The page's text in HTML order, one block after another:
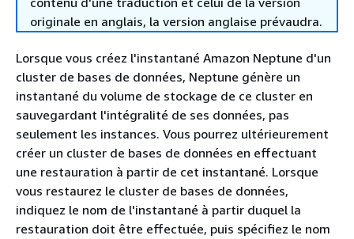
originale en anglais, la version anglaise prévaudra.
Lorsque vous créez l'instantané Amazon Neptune d'un
cluster de bases de données, Neptune génère un
instantané du volume de stockage de ce cluster en
sauvegardant l'intégralité de ses données, pas
seulement les instances. Vous pourrez ultérieurement
créer un cluster de bases de données en effectuant
une restauration à partir de cet instantané. Lorsque
vous restaurez le cluster de bases de données,
indiquez le nom de l'instantané à partir duquel la
restauration doit être effectuée, puis spécifiez le nom